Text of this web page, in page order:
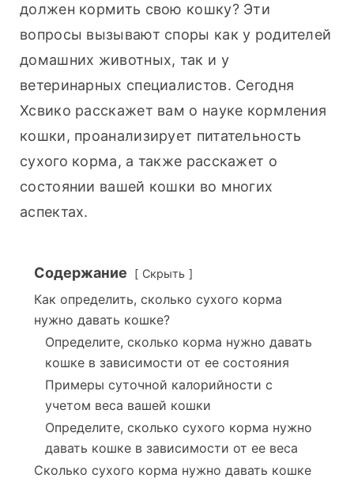
должен кормить свою кошку? Эти
вопросы вызывают споры как у родителей
домашних животных, так и у
ветеринарных специалистов. Сегодня
Хсвико расскажет вам о науке кормления
кошки, проанализирует питательность
сухого корма, а также расскажет о
состоянии вашей кошки во многих
аспектах.
Содержание Скрыть
Как определить, сколько сухого корма
нужно давать кошке?
Определите, сколько корма нужно давать
кошке в зависимости от ее состояния
Примеры суточной калорийности с
учетом веса вашей кошки
Определите, сколько сухого корма нужно
давать кошке в зависимости от ее веса
Сколько сухого корма нужно давать кошке